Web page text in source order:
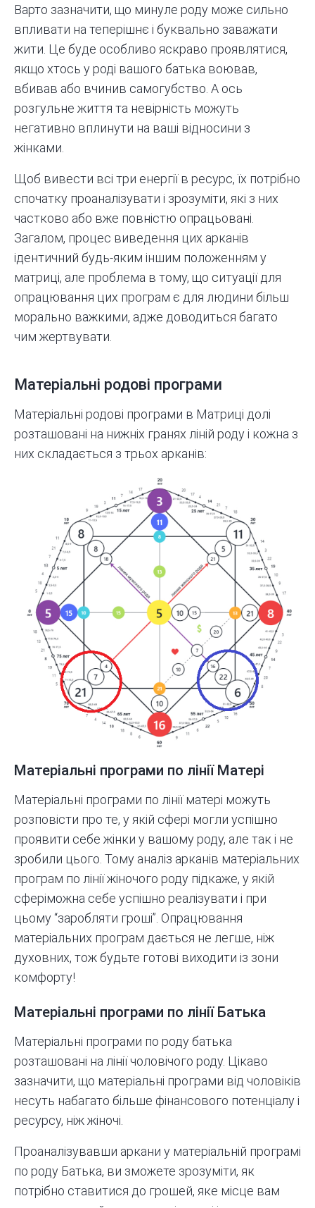
Варто зазначити, що минуле роду може сильно
впливати на теперішнє і буквально заважати
жити. Це буде особливо яскраво проявлятися,
якщо хтось у роді вашого батька воював,
вбивав або вчинив самогубство. А ось
розгульне життя та невірність можуть
негативно вплинути на ваші відносини з
жінками.
Щоб вивести всі три енергії в ресурс, їх потрібно
спочатку проаналізувати і зрозуміти, які з них
частково або вже повністю опрацьовані.
Загалом, процес виведення цих арканів
ідентичний будь-яким іншим положенням у
матриці, але проблема в тому, що ситуації для
опрацювання цих програм є для людини більш
морально важкими, адже доводиться багато
чим жертвувати.
Матеріальні родові програми
Матеріальні родові програми в Матриці долі
розташовані на нижніх гранях ліній роду і кожна з
них складається з трьох арканів:
Матеріальні програми по лінії Матері
Матеріальні програми по лінії матері можуть
розповісти про те, у якій сфері могли успішно
проявити себе жінки у вашому роду, але так і не
зробили цього. Тому аналіз арканів матеріальних
програм по лінії жіночого роду підкаже, у якій
сферіможна себе успішно реалізувати і при
цьому “заробляти гроші”. Опрацювання
матеріальних програм дається не легше, ніж
духовних, тож будьте готові виходити із зони
комфорту!
Матеріальні програми по лінії Батька
Матеріальні програми по роду батька
розташовані на лінії чоловічого роду. Цікаво
зазначити, що матеріальні програми від чоловіків
несуть набагато більше фінансового потенціалу і
ресурсу, ніж жіночі.
Проаналізувавши аркани у матеріальній програмі
по роду Батька, ви зможете зрозуміти, як
потрібно ставитися до грошей, яке місце вам